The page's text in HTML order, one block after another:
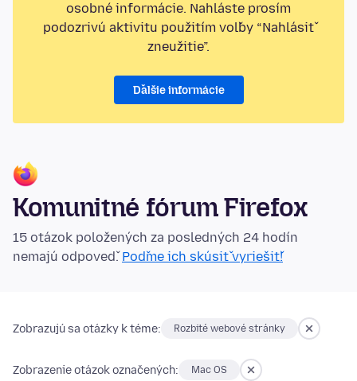
osobné informácie. Nahláste prosím
podozrivú aktivitu použitím voľby “Nahlásiť
zneužitie”.
Ďalšie informácie
Komunitné fórum Firefox
15 otázok položených za posledných 24 hodín
nemajú odpoveď.Poďme ich skúsiť vyriešiť!
Zobrazujú sa otázky k téme: Rozbité webové stránky
Zobrazenie otázok označených: Mac OS